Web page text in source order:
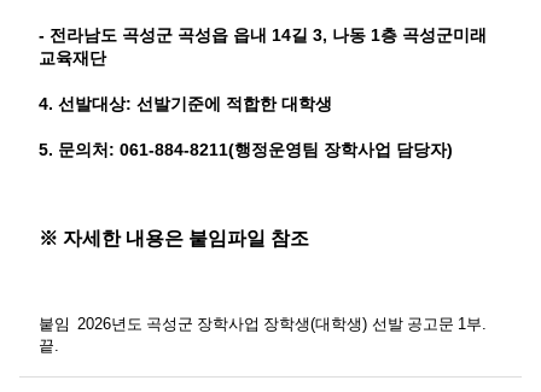
- 전라남도 곡성군 곡성읍 읍내 14길 3, 나동 1층 곡성군미래
교육재단
4. 선발대상: 선발기준에 적합한 대학생
5. 문의처 : 061-884-8211(행정운영팀 장학사업 담당자)
※ 자세한 내용은 붙임파일 참조
붙임 2026년도 곡성군 장학사업 장학생(대학생) 선발 공고문 1부.
끝.